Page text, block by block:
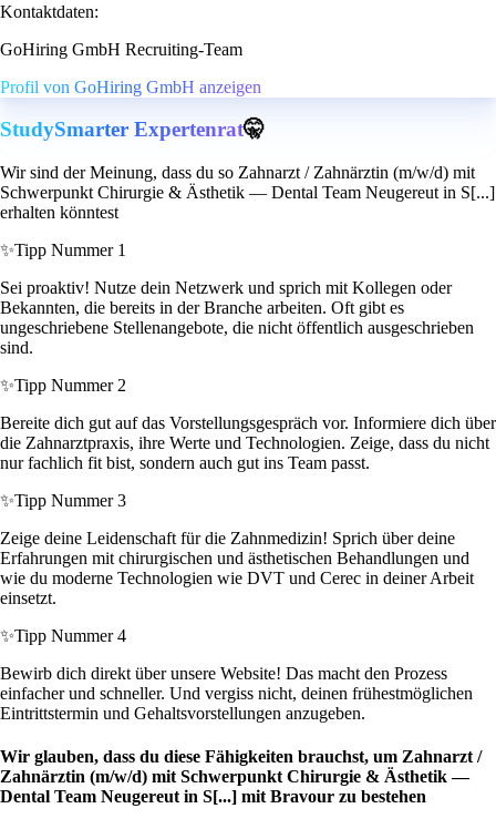
Kontaktdaten:
GoHiring GmbH Recruiting-Team
Profil von GoHiring GmbH anzeigen
StudySmarter Expertenrat🤫
Wir sind der Meinung, dass du so Zahnarzt / Zahnärztin (m/w/d) mit
Schwerpunkt Chirurgie & Ästhetik — Dental Team Neugereut in S[...]
erhalten könntest
✨Tipp Nummer 1
Sei proaktiv! Nutze dein Netzwerk und sprich mit Kollegen oder
Bekannten, die bereits in der Branche arbeiten. Oft gibt es
ungeschriebene Stellenangebote, die nicht öffentlich ausgeschrieben
sind.
✨Tipp Nummer 2
Bereite dich gut auf das Vorstellungsgespräch vor. Informiere dich über
die Zahnarztpraxis, ihre Werte und Technologien. Zeige, dass du nicht
nur fachlich fit bist, sondern auch gut ins Team passt.
✨Tipp Nummer 3
Zeige deine Leidenschaft für die Zahnmedizin! Sprich über deine
Erfahrungen mit chirurgischen und ästhetischen Behandlungen und
wie du moderne Technologien wie DVT und Cerec in deiner Arbeit
einsetzt.
✨Tipp Nummer 4
Bewirb dich direkt über unsere Website! Das macht den Prozess
einfacher und schneller. Und vergiss nicht, deinen frühestmöglichen
Eintrittstermin und Gehaltsvorstellungen anzugeben.
Wir glauben, dass du diese Fähigkeiten brauchst, um Zahnarzt /
Zahnärztin (m/w/d) mit Schwerpunkt Chirurgie & Ästhetik —
Dental Team Neugereut in S[...] mit Bravour zu bestehen